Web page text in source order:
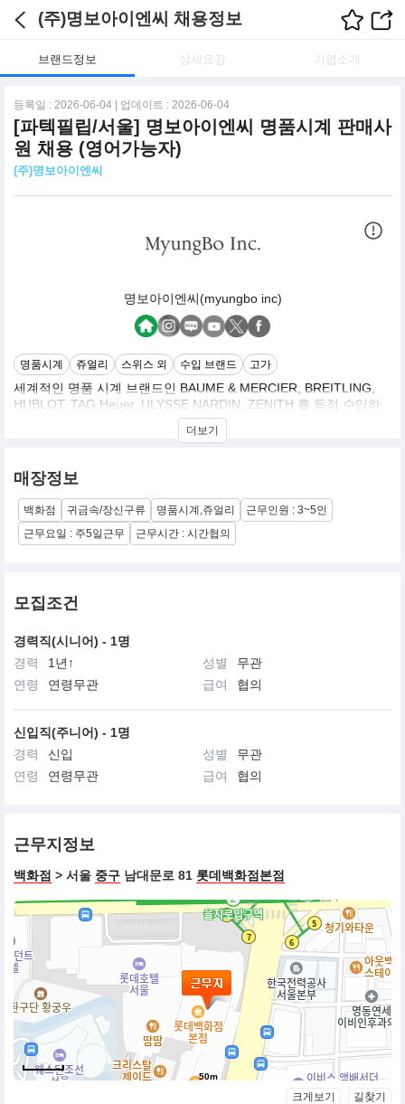
(주)명보아이엔씨 채용정보
브랜드정보 상세요강 기업소개
등록일 : 2026-06-04 | 업데이트 : 2026-06-04
[파텍필립/서울] 명보아이엔씨 명품시계 판매사
원 채용 (영어가능자)
(주)명보아이엔씨
명보아이엔씨(myungbo inc)
명품시계 쥬얼리 스위스 외 수입 브랜드 고가
세계적인 명품 시계 브랜드인 BAUME & MERCIER, BREITLING,
HUBLOT, TAG Heuer, ULYSSE NARDIN, ZENITH 를 독점 수입하
여, 직영 매장을 운영하고 있으며, 서울 롯데 에비뉴엘 본점과 신세
계 센텀점 에서 PATEK PHILLPE 을 판매하고 있는 회사 입니다.최
적인 유통망 운영 노하우 등 을 통해 국내 1위의 시계 유통기업으로
인정 받고 있습니다.지난 30여 년 간 변화와 혁신 그리고 끊임 없는
도전을 통해 매년 성장을 거듭해 가고 있으며 전국 400명 이상의 전
문 판매사원과 시계 전문 엔지니어 및 그 외 지원부서 직원들과 함께
시계 업계 최고 기업으로 성장해 가고 있습니다.
더보기
매장정보
백화점 귀금속/장신구류 명품시계,쥬얼리
근무인원 : 3~5인
근무요일 : 주5일근무
근무시간 : 시간협의
모집조건
경력직(시니어) - 1명
경력
1년↑ 성별
무관
연령
연령무관 급여 협의
신입직(주니어) - 1명
경력
신입 성별
무관
연령
연령무관 급여 협의
근무지정보
백화점 > 서울 중구 남대문로 81 롯데백화점본점
50m
크게보기 길찾기